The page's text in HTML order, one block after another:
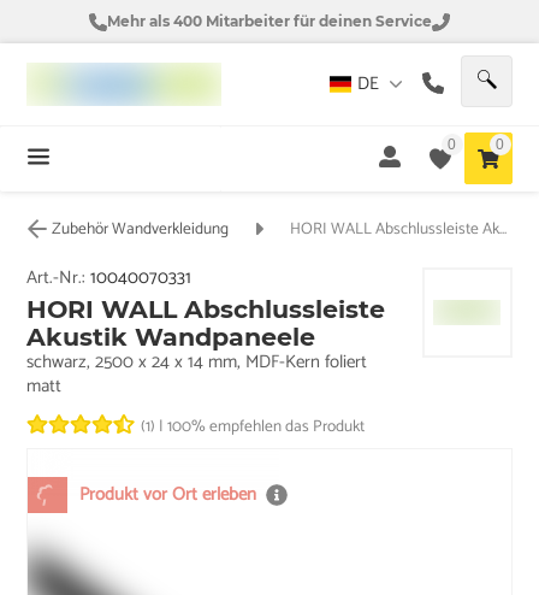
Mehr als 400 Mitarbeiter für deinen Service
DE
0 0
Zubehör Wandverkleidung HORI WALL Abschlussleiste Akustik Wandpaneele
Produkt vor Ort erleben
Art.-Nr.:10040070331
HORI WALL Abschlussleiste
Akustik Wandpaneele
schwarz, 2500 x 24 x 14 mm, MDF-Kern foliert
matt
(1) |100% empfehlen das Produkt